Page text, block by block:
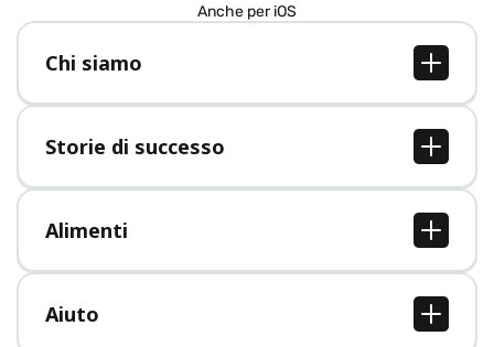
Anche per iOS
Chi siamo
Chi siamo
Lavori
Stampa
Storie di successo
Tutte le storie di successo
Alimenti
Tutti i cibi
Aiuto